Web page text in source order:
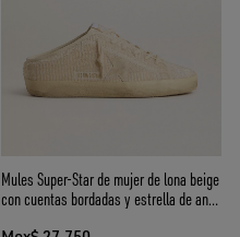
Mules Super-Star de mujer de lona beige
con cuentas bordadas y estrella de ante